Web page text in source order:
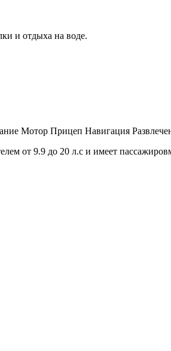
и отдыха на воде.
Мотор Прицеп Навигация
от 9.9 до 20 л.с и имеет